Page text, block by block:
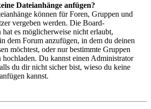
Dateianhänge anfügen?
können für Foren, Gruppen und
vergeben werden. Die Board-
es möglicherweise nicht erlaubt,
dem Forum anzufügen, in dem du deinen
möchtest, oder nur bestimmte Gruppen
hochladen. Du kannst einen Administrator
du dir nicht sicher bist, wieso du keine
kannst.